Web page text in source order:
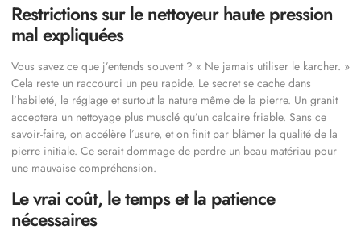
Restrictions sur le nettoyeur haute pression
mal expliquées
Vous savez ce que j’entends souvent ? « Ne jamais utiliser le karcher. »
Cela reste un raccourci un peu rapide. Le secret se cache dans
l’habileté, le réglage et surtout la nature même de la pierre. Un granit
acceptera un nettoyage plus musclé qu’un calcaire friable. Sans ce
savoir-faire, on accélère l’usure, et on finit par blâmer la qualité de la
pierre initiale. Ce serait dommage de perdre un beau matériau pour
une mauvaise compréhension.
Le vrai coût, le temps et la patience
nécessaires